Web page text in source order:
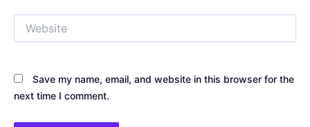
Save my name, email, and website in this browser for the
next time I comment.